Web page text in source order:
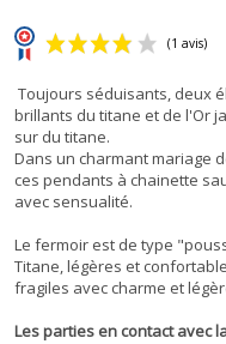
Toujours séduisants, deux
brillants du titane et de l'Or
sur du titane.
Dans un charmant mariage
ces pendants à chainette
avec sensualité.
Le fermoir est de type "
Titane, légères et
fragiles avec charme et
Les parties en contact avec